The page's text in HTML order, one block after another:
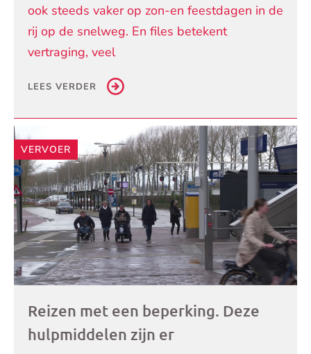
ook steeds vaker op zon-en feestdagen in de
rij op de snelweg. En files betekent
vertraging, veel
LEES VERDER
VERVOER
Reizen met een beperking. Deze
hulpmiddelen zijn er